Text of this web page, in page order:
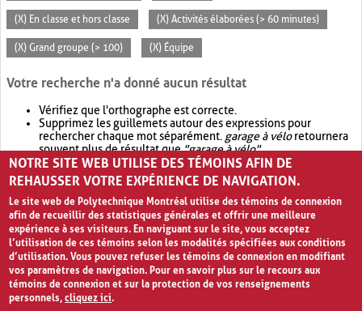
(X) En classe et hors classe (X) Activités élaborées (> 60 minutes)
(X) Grand groupe (> 100) (X) Équipe
Votre recherche n'a donné aucun résultat
Vérifiez que l'orthographe est correcte.
Supprimez les guillemets autour des expressions pour
rechercher chaque mot séparément. garage à véloretournera
souvent plus de résultat que"garage à vélo".
Envisagez d'élargir votre recherche avec OR.garage OR vélo
retournera souvent plus de résultat quegarage à vélo
NOTRE SITE WEB UTILISE DES TÉMOINS AFIN DE
REHAUSSER VOTRE EXPÉRIENCE DE NAVIGATION.
Le site web de Polytechnique Montréal utilise des témoins de connexion
afin de recueillir des statistiques générales et offrir une meilleure
expérience à ses visiteurs. En naviguant sur le site, vous acceptez
l’utilisation de ces témoins selon les modalités spécifiées aux conditions
d’utilisation. Vous pouvez refuser les témoins de connexion en modifiant
vos paramètres de navigation. Pour en savoir plus sur le recours aux
témoins de connexion et sur la protection de vos renseignements
personnels,cliquez ici.